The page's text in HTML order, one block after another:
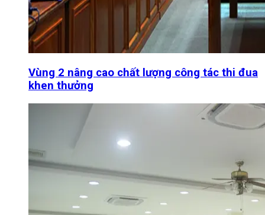
Vùng 2 nâng cao chất lượng công tác thi đua
khen thưởng